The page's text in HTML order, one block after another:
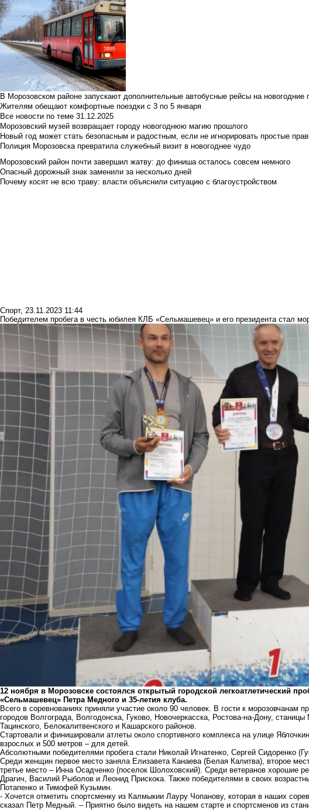
В Морозовском районе запускают дополнительные автобусные рейсы на новогодние
Жителям обещают комфортные поездки с 3 по 5 января
Все новости по теме 31.12.2025
Морозовский музей возвращает городу новогоднюю магию прошлого
Новый год может стать безопасным и радостным, если не игнорировать простые
Полиция Морозовска превратила служебный визит в новогоднее чудо
Морозовский район почти завершил жатву: до финиша осталось совсем немного
Опасный дорожный знак заменили за несколько дней
Почему косят не всю траву: власти объяснили ситуацию с благоустройством
Спорт, 23.11.2023 11:44
Победителем пробега в честь юбилея КЛБ «Сельмашевец» и его президента стал
12 ноября в Морозовске состоялся открытый городской легкоатлетический
«Сельмашевец» Петра Медного и 35-летия клуба.
Всего в соревнованиях приняли участие около 90 человек. В гости к морозовчанам
городов Волгограда, Волгодонска, Гуково, Новочеркасска, Ростова-на-Дону,
Тацинского, Белокалитвенского и Кашарского районов.
Стартовали и финишировали атлеты около спортивного комплекса на улице
взрослых и 500 метров – для детей.
Абсолютными победителями пробега стали Николай Игнатенко, Сергей Сидоренко
Среди женщин первое место заняла Елизавета Канаева (Белая Калитва), второе
третье место – Инна Осадченко (поселок Шолоховский). Среди ветеранов хорошие
Драгич, Василий Рыболов и Леонид Прискока. Также победителями в своих
Потапенко и Тимофей Кузьмин.
- Хочется отметить спортсменку из Калмыкии Лауру Чопанову, которая в наших
сказал Петр Медный. – Приятно было видеть на нашем старте и спортсменов из